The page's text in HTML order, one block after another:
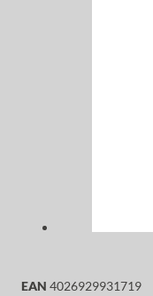
EAN 4026929931719